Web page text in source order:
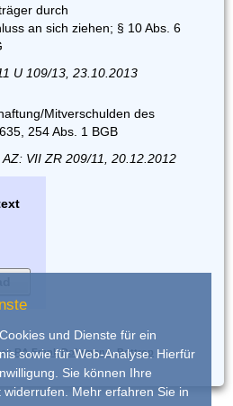
durch
an sich ziehen; § 10 Abs. 6
U 109/13, 23.10.2013
Mitverschulden des
254 Abs. 1 BGB
VII ZR 209/11, 20.12.2012
RA Frank Dohrmann, Bottrop
und Dienste für ein
sowie für Web-Analyse. Hierfür
Sie können Ihre
widerrufen. Mehr erfahren Sie in